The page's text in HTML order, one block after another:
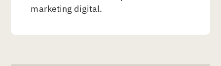
marketing digital.